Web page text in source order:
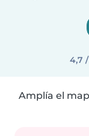
4,7
Amplía el